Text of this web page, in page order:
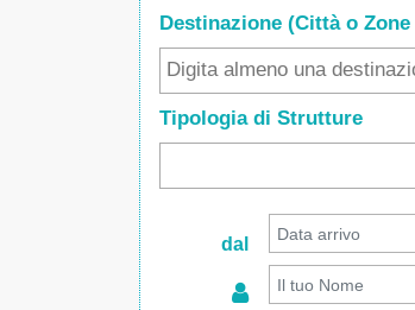
Destinazione (Città o Zone
Tipologia di Strutture
dal